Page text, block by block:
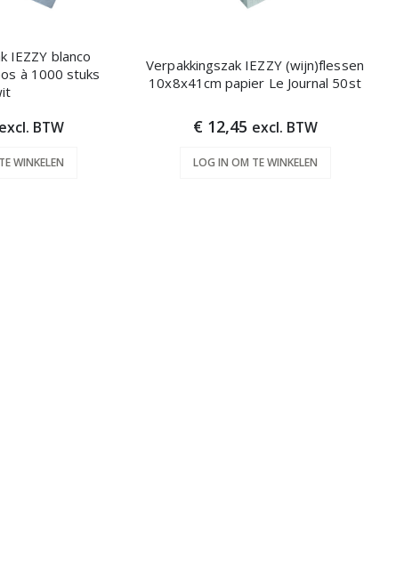
IEZZY blanco
à 1000 stuks
excl. BTW
WINKELEN
Verpakkingszak IEZZY (wijn)flessen
10x8x41cm papier Le Journal 50st
€ 12,45 excl. BTW
LOG IN OM TE WINKELEN